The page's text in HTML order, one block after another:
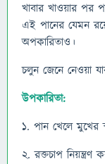
খাবার খাওয়ার পর
এই পানের যেমন
অপকারিতাও।
চলুন জেনে নেওয়া
উপকারিতা:
১. পান খেলে মুখের
২. রক্তচাপ নিয়ন্ত্রণ